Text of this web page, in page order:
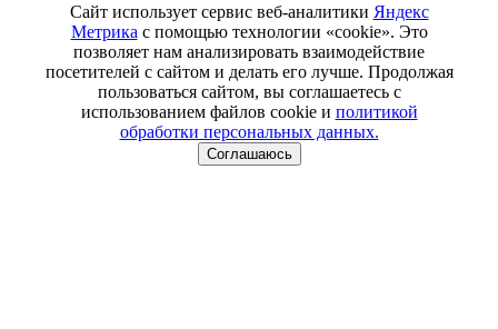
Сайт использует сервис веб-аналитики Яндекс
Метрика с помощью технологии «cookie». Это
позволяет нам анализировать взаимодействие
посетителей с сайтом и делать его лучше. Продолжая
пользоваться сайтом, вы соглашаетесь с
использованием файлов cookie и политикой
обработки персональных данных.
Соглашаюсь